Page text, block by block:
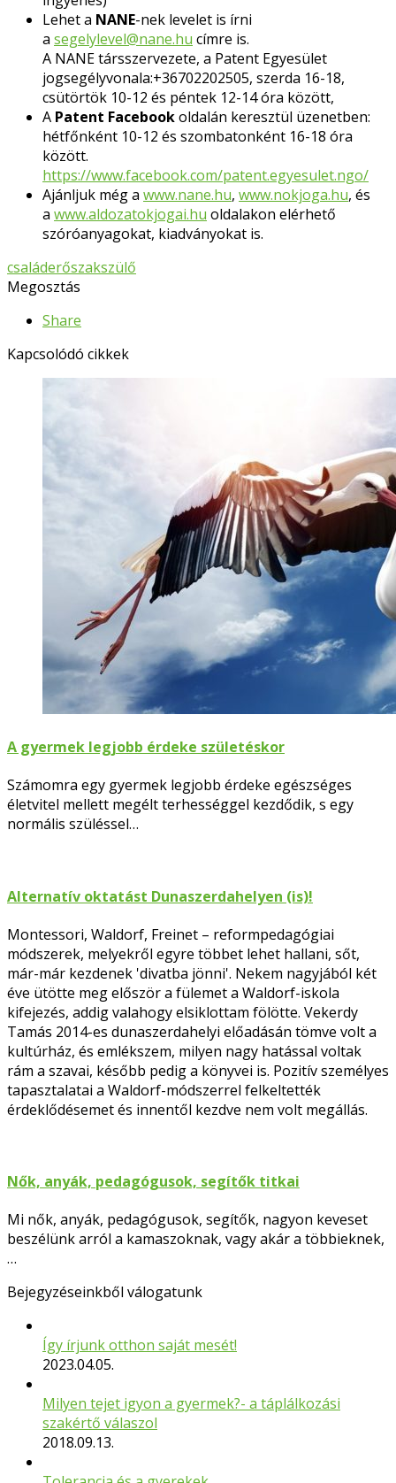
Lehet a NANE-nek levelet is írni
a segelylevel@nane.hu címre is.
A NANE társszervezete, a Patent Egyesület
jogsegélyvonala:+36702202505, szerda 16-18,
csütörtök 10-12 és péntek 12-14 óra között,
A Patent Facebookoldalán keresztül üzenetben:
hétfőnként 10-12 és szombatonként 16-18 óra
között.
https://www.facebook.com/patent.egyesulet.ngo/
Ajánljuk még a www.nane.hu, www.nokjoga.hu, és
a www.aldozatokjogai.hu oldalakon elérhető
szóróanyagokat, kiadványokat is.
családerőszakszülő
Megosztás
Share
Kapcsolódó cikkek
A gyermek legjobb érdeke születéskor
Számomra egy gyermek legjobb érdeke egészséges
életvitel mellett megélt terhességgel kezdődik, s egy
normális szüléssel…
Alternatív oktatást Dunaszerdahelyen (is)!
Montessori, Waldorf, Freinet – reformpedagógiai
módszerek, melyekről egyre többet lehet hallani, sőt,
már-már kezdenek 'divatba jönni'. Nekem nagyjából két
éve ütötte meg először a fülemet a Waldorf-iskola
kifejezés, addig valahogy elsiklottam fölötte. Vekerdy
Tamás 2014-es dunaszerdahelyi előadásán tömve volt a
kultúrház, és emlékszem, milyen nagy hatással voltak
rám a szavai, később pedig a könyvei is. Pozitív személyes
tapasztalatai a Waldorf-módszerrel felkeltették
érdeklődésemet és innentől kezdve nem volt megállás.
Nők, anyák, pedagógusok, segítők titkai
Mi nők, anyák, pedagógusok, segítők, nagyon keveset
beszélünk arról a kamaszoknak, vagy akár a többieknek,
…
Bejegyzéseinkből válogatunk
Így írjunk otthon saját mesét!
2023.04.05.
Milyen tejet igyon a gyermek?- a táplálkozási
szakértő válaszol
2018.09.13.